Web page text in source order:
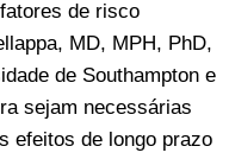
de risco
MD, MPH, PhD,
de Southampton e
sejam necessárias
efeitos de longo prazo